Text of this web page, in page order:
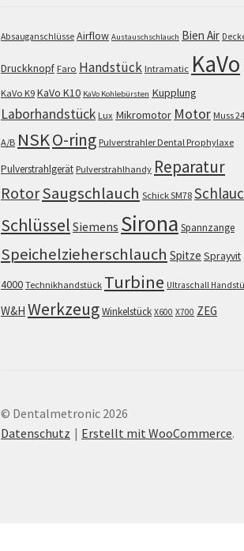
Absauganschlüsse Airflow Austauschschlauch Bien Air
Druckknopf Faro Handstück Intramatic KaVo
KaVo K9 KaVo K10 KaVo Kohlebürsten Kupplung
Laborhandstück Lux Mikromotor Motor Muss
A/B NSKO-ring Pulverstrahler Dental Prophylaxe
Pulverstrahlgerät Pulverstrahlhandy Reparatur
RotorSaugschlauch Schick SM78
Schlüssel Siemens Sirona Spannzange
Speichelzieherschlauch Spitze Sprayvit
4000 Technikhandstück Turbine Ultraschall
W&H WerkzeugWinkelstück X600 X700 ZEG
© Dentalmetronic 2026
Datenschutz
Erstellt mit WooCommerce.